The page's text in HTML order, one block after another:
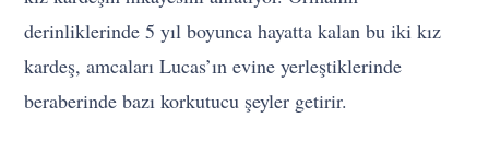
derinliklerinde 5 yıl boyunca hayatta kalan bu iki kız
kardeş, amcaları Lucas’ın evine yerleştiklerinde
beraberinde bazı korkutucu şeyler getirir.